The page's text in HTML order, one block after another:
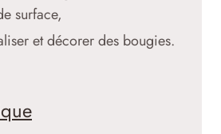
surface,
et décorer des bougies.